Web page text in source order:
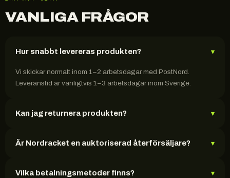
VANLIGA FRÅGOR
Hur snabbt levereras produkten? ▾
Vi skickar normalt inom 1–2 arbetsdagar med PostNord.
Leveranstid är vanligtvis 1–3 arbetsdagar inom Sverige.
Kan jag returnera produkten? ▾
Är Nordracket en auktoriserad återförsäljare? ▾
Vilka betalningsmetoder finns? ▾